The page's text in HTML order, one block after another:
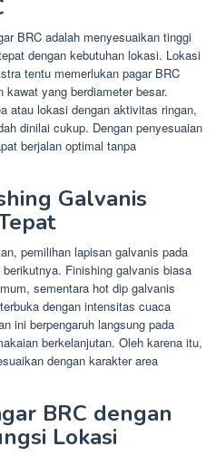
BRC adalah menyesuaikan tinggi
dengan kebutuhan lokasi. Lokasi
tentu memerlukan pagar BRC
yang berdiameter besar.
atau lokasi dengan aktivitas ringan,
dinilai cukup. Dengan penyesuaian
berjalan optimal tanpa
Galvanis
pemilihan lapisan galvanis pada
Finishing galvanis biasa
sementara hot dip galvanis
dengan intensitas cuaca
ini berpengaruh langsung pada
berkelanjutan. Oleh karena itu,
dengan karakter area
BRC dengan
Lokasi